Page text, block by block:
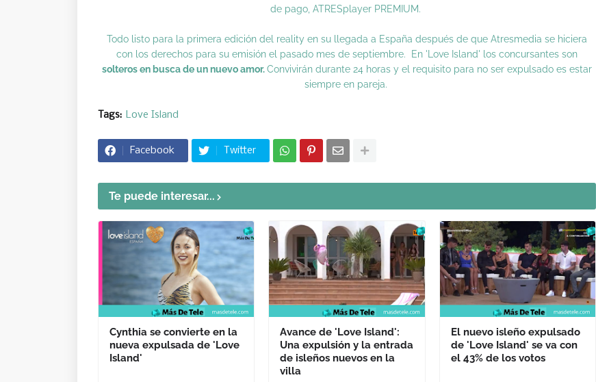
de pago, ATRESplayer PREMIUM.
Todo listo para la primera edición del reality en su llegada a España después de que Atresmedia se hiciera
con los derechos para su emisión el pasado mes de septiembre. En 'Love Island' los concursantes son
solteros en busca de un nuevo amor.Convivirán durante 24 horas y el requisito para no ser expulsado es estar
siempre en pareja.
Tags: Love Island
Facebook Twitter
Te puede interesar...
Cynthia se convierte en la
nueva expulsada de 'Love
Island'
Avance de 'Love Island':
Una expulsión y la entrada
de isleños nuevos en la
villa
El nuevo isleño expulsado
de 'Love Island' se va con
el 43% de los votos